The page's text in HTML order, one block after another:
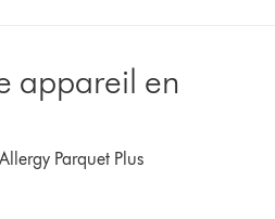
appareil en
Parquet Plus